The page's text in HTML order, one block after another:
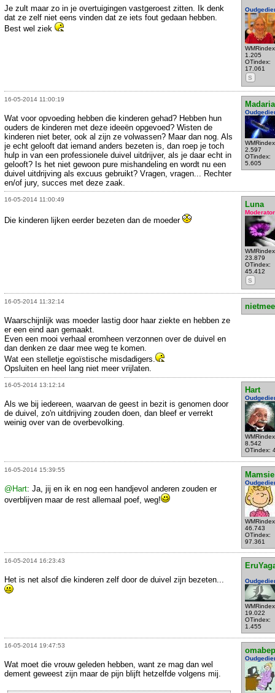
1.205
OTindex:
17.061
S
Je zult maar zo in je overtuigingen vastgeroest zitten. Ik denk
dat ze zelf niet eens vinden dat ze iets fout gedaan hebben.
Best wel ziek
16-05-2014 11:00:19
2.597
OTindex:
5.605
Wat voor opvoeding hebben die kinderen gehad? Hebben hun
ouders de kinderen met deze ideeën opgevoed? Wisten de
kinderen niet beter, ook al zijn ze volwassen? Maar dan nog. Als
je echt gelooft dat iemand anders bezeten is, dan roep je toch
hulp in van een professionele duivel uitdrijver, als je daar echt in
gelooft? Is het niet gewoon pure mishandeling en wordt nu een
duivel uitdrijving als excuus gebruikt? Vragen, vragen... Rechter
en/of jury, succes met deze zaak.
16-05-2014 11:00:49
Luna
Moderator
23.879
OTindex:
45.412
S
Die kinderen lijken eerder bezeten dan de moeder
16-05-2014 11:32:14
Waarschijnlijk was moeder lastig door haar ziekte en hebben ze
er een eind aan gemaakt.
Even een mooi verhaal eromheen verzonnen over de duivel en
dan denken ze daar mee weg te komen.
Wat een stelletje egoïstische misdadigers.
Opsluiten en heel lang niet meer vrijlaten.
16-05-2014 13:12:14
Hart
8.542
OTindex:
Als we bij iedereen, waarvan de geest in bezit is genomen door
de duivel, zo'n uitdrijving zouden doen, dan bleef er verrekt
weinig over van de overbevolking.
16-05-2014 15:39:55
Mamsie
46.743
OTindex:
97.361
@Hart: Ja, jij en ik en nog een handjevol anderen zouden er
overblijven maar de rest allemaal poef, weg!
16-05-2014 16:23:43
19.022
OTindex:
1.455
Het is net alsof die kinderen zelf door de duivel zijn bezeten...
16-05-2014 19:47:53
omabep
Wat moet die vrouw geleden hebben, want ze mag dan wel
dement geweest zijn maar de pijn blijft hetzelfde volgens mij.